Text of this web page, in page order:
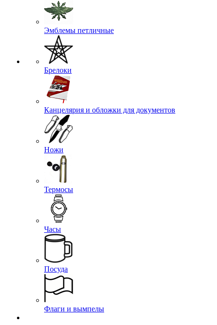
Эмблемы петличные
Брелоки
Канцелярия и обложки для документов
Ножи
Термосы
Часы
Посуда
Флаги и вымпелы